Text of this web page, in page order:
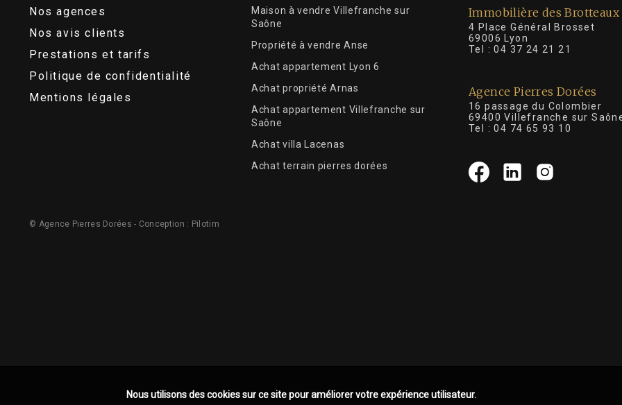
Nos agences
Nos avis clients
Prestations et tarifs
Politique de confidentialité
Mentions légales
Maison à vendre Villefranche sur
Saône
Propriété à vendre Anse
Achat appartement Lyon 6
Achat propriété Arnas
Achat appartement Villefranche sur
Saône
Achat villa Lacenas
Achat terrain pierres dorées
Immobilière des Brotteaux
4 Place Général
69006 Lyon
Tel :04 37 24 21 21
Agence Pierres Dorées
16 passage du Colombier
69400 Villefranche sur
Tel :04 74 65 93 10
© Agence Pierres Dorées - Conception : Pilotim
Nous utilisons des cookies sur ce site pour améliorer votre expérience utilisateur.